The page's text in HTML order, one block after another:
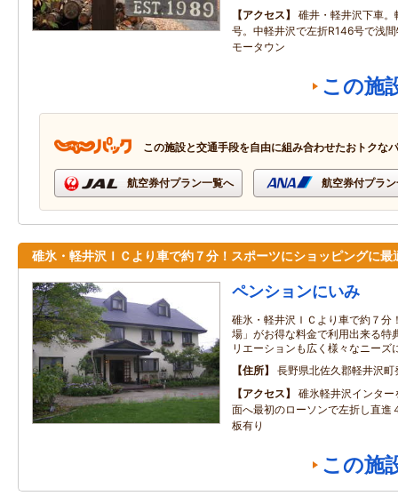
アクセス
碓井・軽井沢下車。
号。中軽井沢で左折R146号で浅
モータウン
この施
この施設と交通手段を自由に組み合わせたおトクな
航空券付プラン一覧へ 航空券付プラ
碓氷・軽井沢ＩＣより車で約７分！スポーツにショッピングに最
ペンションにいみ
碓氷・軽井沢ＩＣより車で約７分
場」がお得な料金で利用出来る特
リエーションも広く様々なニーズ
住所
長野県北佐久郡軽井沢町
アクセス
碓氷軽井沢インタ
面へ最初のローソンで左折し直進
板有り
この施